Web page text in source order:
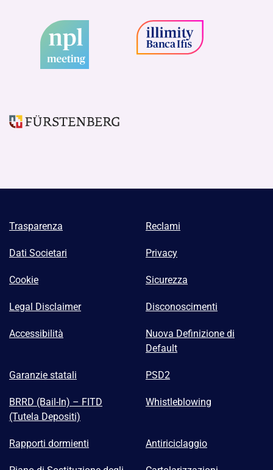
Trasparenza Reclami
Dati Societari Privacy
Cookie Sicurezza
Legal Disclaimer Disconoscimenti
Accessibilità
Nuova Definizione di
Default
Garanzie statali PSD2
BRRD (Bail-In) – FITD
(Tutela Depositi)
Whistleblowing
Rapporti dormienti Antiriciclaggio